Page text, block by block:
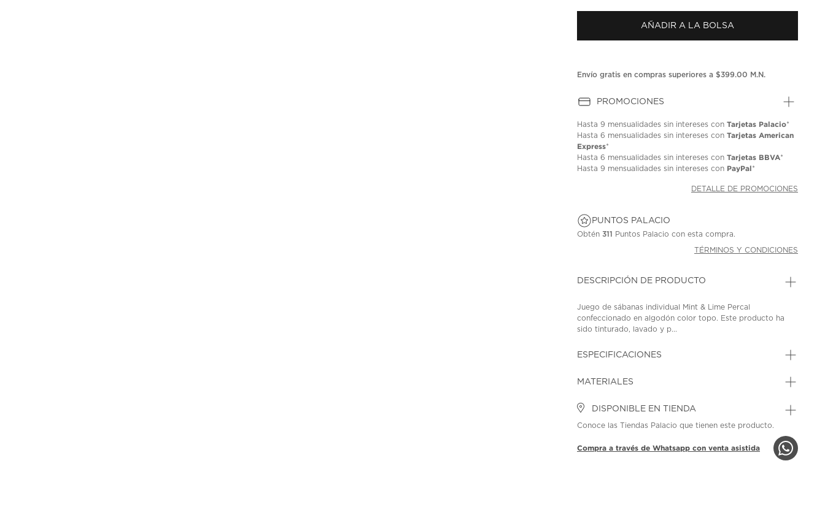
puntuación.
en
la
AÑADIR A LA BOLSA
Envío gratis en compras superiores a $399.00 M.N.
PROMOCIONES
Hasta9 mensualidades sin intereses conTarjetas Palacio*
Hasta6 mensualidades sin intereses conTarjetas American
Express*
Hasta6 mensualidades sin intereses conTarjetas BBVA*
Hasta9 mensualidades sin intereses con PayPal*
DETALLE DE PROMOCIONES
PUNTOS PALACIO
Obtén311 Puntos Palacio con esta compra.
TÉRMINOS Y CONDICIONES
DESCRIPCIÓN DE PRODUCTO
Juego de sábanas individual Mint & Lime Percal
confeccionado en algodón color topo. Este producto ha
sido tinturado, lavado y p...
ESPECIFICACIONES
MATERIALES
DISPONIBLE EN TIENDA
Conoce las Tiendas Palacio que tienen este producto.
Compra a través de Whatsapp con venta asistida